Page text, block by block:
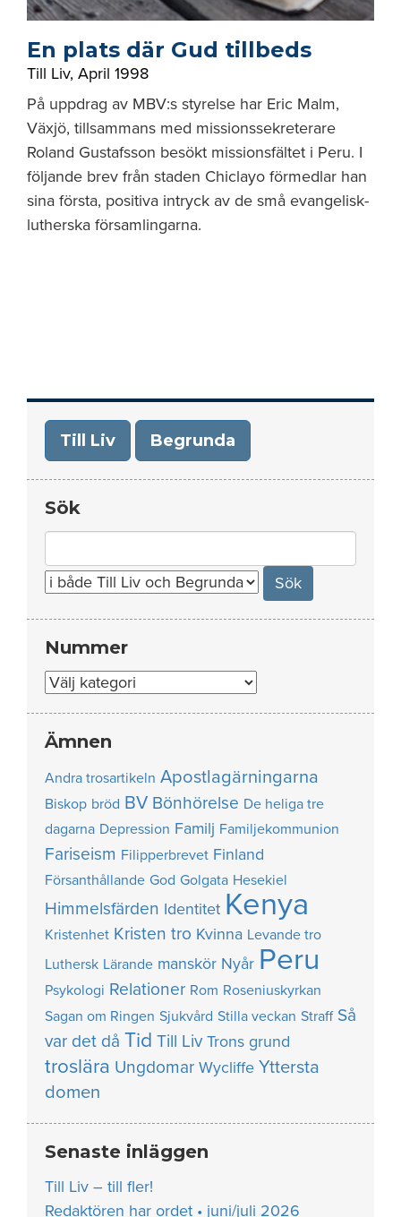
En plats där Gud tillbeds
Till Liv, April 1998
På uppdrag av MBV:s styrelse har Eric Malm,
Växjö, tillsammans med missionssekreterare
Roland Gustafsson besökt missionsfältet i Peru. I
följande brev från staden Chiclayo förmedlar han
sina första, positiva intryck av de små evangelisk-
lutherska församlingarna.
Till Liv Begrunda
Sök
for:
Nummer
Nummer
Ämnen
Andra trosartikeln Apostlagärningarna
Biskop bröd BV Bönhörelse De heliga tre
dagarna Depression Familj Familjekommunion
Fariseism Filipperbrevet Finland
Försanthållande God Golgata Hesekiel
Himmelsfärden Identitet Kenya
Kristenhet Kristen tro Kvinna Levande tro
Luthersk Lärande manskör Nyår Peru
Psykologi Relationer Rom Roseniuskyrkan
Sagan om Ringen Sjukvård Stilla veckan Straff Så
var det då Tid Till Liv Trons grund
troslära Ungdomar Wycliffe Yttersta
domen
Senaste inläggen
Till Liv – till fler!
Redaktören har ordet • juni/juli 2026